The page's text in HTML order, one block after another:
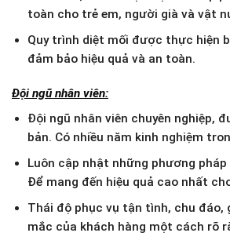
toàn cho trẻ em, người già và vật
Quy trình diệt mối được thực hiện
đảm bảo hiệu quả và an toàn.
Đội ngũ nhân viên:
Đội ngũ nhân viên chuyên nghiệp,
bản. Có nhiều năm kinh nghiệm
Luôn cập nhật những phương
Để mang đến hiệu quả cao nhất
Thái độ phục vụ tận tình, chu đáo,
mắc của khách hàng một cách rõ